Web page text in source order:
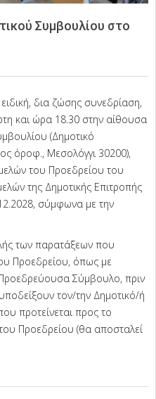
Συμβουλίου στο
δια ζώσης συνεδρίαση,
και ώρα 18.30 στην αίθουσα
(Δημοτικό
όροφ., Μεσολόγγι 30200),
του Προεδρείου του
της Δημοτικής Επιτροπής
σύμφωνα με την
των παρατάξεων που
Προεδρείου, όπως με
Σύμβουλο, πριν
τον/την Δημοτικό/ή
προτείνεται προς το
Προεδρείου (θα αποσταλεί